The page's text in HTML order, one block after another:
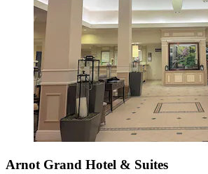
Arnot Grand Hotel & Suites